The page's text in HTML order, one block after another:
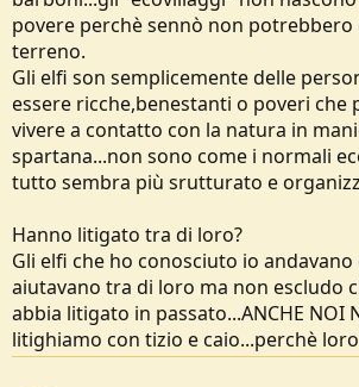
povere perchè sennò non
terreno.
Gli elfi son semplicemente delle
essere ricche,benestanti o poveri che
vivere a contatto con la natura in
spartana...non sono come i normali
tutto sembra più srutturato e
Hanno litigato tra di loro?
Gli elfi che ho conosciuto io andavano
aiutavano tra di loro ma non escludo
abbia litigato in passato...ANCHE NOI
litighiamo con tizio e caio...perchè